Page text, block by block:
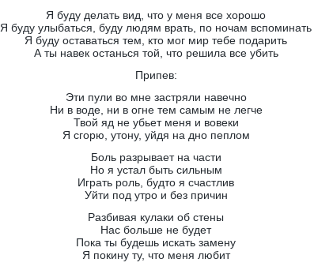
Я буду делать вид, что у меня все хорошо
Я буду улыбаться, буду людям врать, по ночам вспоминать
Я буду оставаться тем, кто мог мир тебе подарить
А ты навек останься той, что решила все убить
Припев:
Эти пули во мне застряли навечно
Ни в воде, ни в огне тем самым не легче
Твой яд не убьет меня и вовеки
Я сгорю, утону, уйдя на дно пеплом
Боль разрывает на части
Но я устал быть сильным
Играть роль, будто я счастлив
Уйти под утро и без причин
Разбивая кулаки об стены
Нас больше не будет
Пока ты будешь искать замену
Я покину ту, что меня любит